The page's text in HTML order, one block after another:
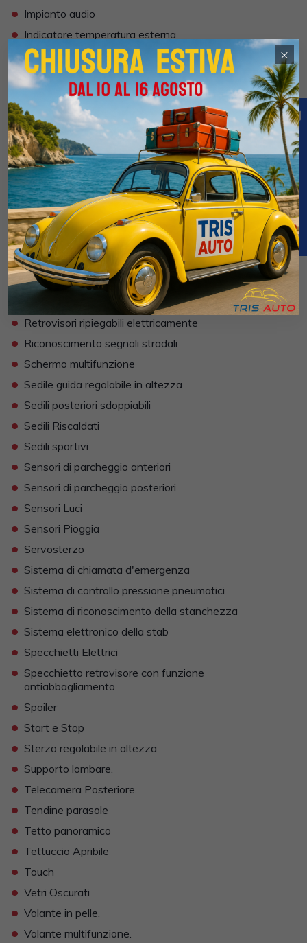
• Impianto audio
• Indicatore temperatura esterna
• Isofix
• Kit ruote antipanne
• Kit vivavoce
• Lane assist (controllo corsia)
• Limitatore di velocità
• Luci diurne LED
• Navigatore
• Paraurti in tinta
• Park Distance Control
• Partenza assistita su pendenza
• Portellone posteriore elettrico
• Presa USB / AUX
Regolazione Sedili Elettrica
• Retrovisori ripiegabili elettricamente
• Riconoscimento segnali stradali
• Schermo multifunzione
• Sedile guida regolabile in altezza
• Sedili posteriori sdoppiabili
• Sedili Riscaldati
• Sedili sportivi
• Sensori di parcheggio anteriori
• Sensori di parcheggio posteriori
• Sensori Luci
• Sensori Pioggia
• Servosterzo
• Sistema di chiamata d'emergenza
• Sistema di controllo pressione pneumatici
• Sistema di riconoscimento della stanchezza
• Sistema elettronico della stab
• Specchietti Elettrici
• Specchietto retrovisore con funzione
antiabbagliamento
• Spoiler
• Start e Stop
• Sterzo regolabile in altezza
• Supporto lombare.
• Telecamera Posteriore.
• Tendine parasole
• Tetto panoramico
• Tettuccio Apribile
• Touch
• Vetri Oscurati
• Volante in pelle.
• Volante multifunzione.
×